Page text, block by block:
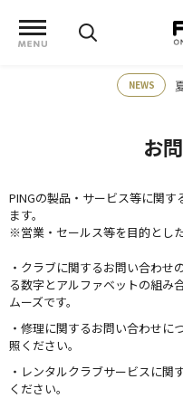
NEWS
お
PINGの製品・サービス等に関
ます。
※営業・セールス等を目的とし
・クラブに関するお問い合わせ
る数字とアルファベットの組み
ムーズです。
・修理に関するお問い合わせに
照ください。
・レンタルクラブサービスに関
ください。